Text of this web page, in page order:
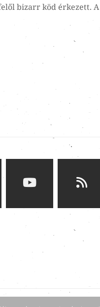
bizarr köd érkezett. A